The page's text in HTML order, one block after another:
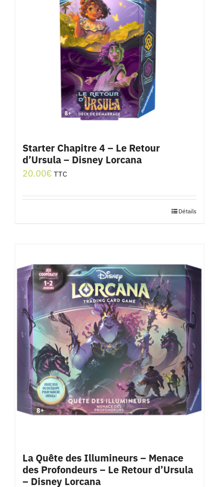
Starter Chapitre 4 – Le Retour
d’Ursula – Disney Lorcana
20.00€ TTC
Détails
La Quête des Illumineurs – Menace
des Profondeurs – Le Retour d’Ursula
– Disney Lorcana